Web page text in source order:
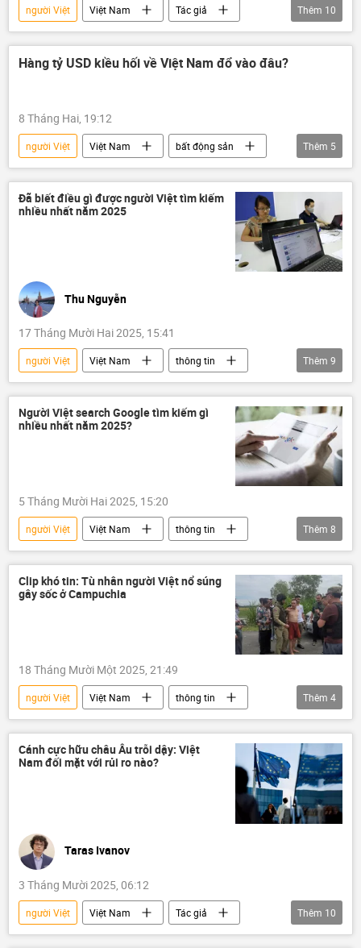
người Việt Việt Nam
Tác giả
Quan điểm-Ý kiến
Trung Đông
Dubai
UAE
Quân sự
Thêm 10
Hàng tỷ USD kiều hối về Việt Nam đổ vào đâu?
8 Tháng Hai, 19:12
người Việt Việt Nam
bất động sản
Kinh tế
Thế giới
Thành phố Hồ Chí Minh
đầu tư
xây dựng
Thêm 5
Đã biết điều gì được người Việt tìm kiếm
nhiều nhất năm 2025
Thu Nguyễn
17 Tháng Mười Hai 2025, 15:41
người Việt Việt Nam
thông tin
Internet
AI
Xã hội
Giải trí
công nghệ
Tác giả
Pháp luật
Kinh tế
Thêm 9
Người Việt search Google tìm kiếm gì
nhiều nhất năm 2025?
5 Tháng Mười Hai 2025, 15:20
người Việt Việt Nam
thông tin
Xã hội
Google Du lịch
AI
phim
Văn hóa
tìm kiếm
Tổng kết 2025 và Dự báo 2026
Thêm 8
Clip khó tin: Tù nhân người Việt nổ súng
gây sốc ở Campuchia
18 Tháng Mười Một 2025, 21:49
người Việt Việt Nam
thông tin
Xã hội
Campuchia
công an
Pháp
Thêm 4
Cánh cực hữu châu Âu trỗi dậy: Việt
Nam đối mặt với rủi ro nào?
Taras Ivanov
3 Tháng Mười 2025, 06:12
người Việt Việt Nam
Tác giả
Quan điểm-Ý kiến
EU
Thêm 10